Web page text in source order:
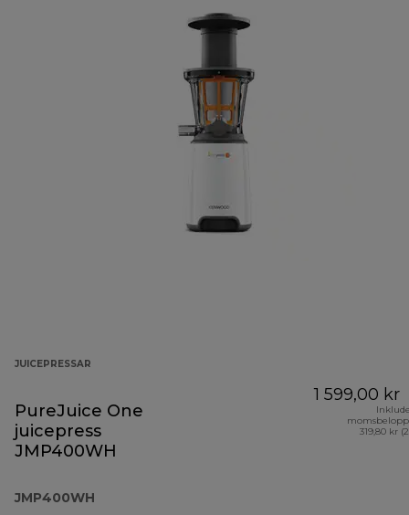
JUICEPRESSAR
PureJuice One
juicepress
JMP400WH
JMP400WH
1 599,00 kr
319,80 kr